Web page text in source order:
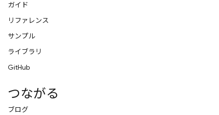
ガイド
リファレンス
サンプル
ライブラリ
GitHub
つながる
ブログ